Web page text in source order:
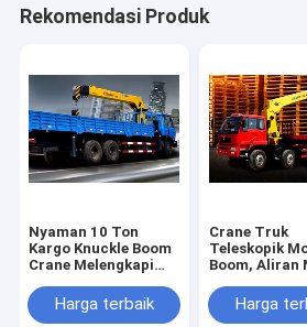
Rekomendasi Produk
Nyaman 10 Ton
Kargo Knuckle Boom
Crane Melengkapi
Harga terbaik
Crane Truk
Teleskopik
Boom, Aliran
Harga